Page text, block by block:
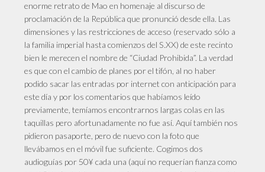
enorme retrato de Mao en homenaje al discurso de
proclamación de la República que pronunció desde ella. Las
dimensiones y las restricciones de acceso (reservado sólo a
la familia imperial hasta comienzos del S.XX) de este recinto
bien le merecen el nombre de “Ciudad Prohibida”. La verdad
es que con el cambio de planes por el tifón, al no haber
podido sacar las entradas por internet con anticipación para
este día y por los comentarios que habíamos leído
previamente, temíamos encontrarnos largas colas en las
taquillas pero afortunadamente no fue así. Aquí también nos
pidieron pasaporte, pero de nuevo con la foto que
llevábamos en el móvil fue suficiente. Cogimos dos
audioguías por 50¥ cada una (aquí no requerían fianza como